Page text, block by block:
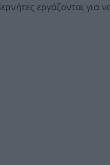
εργάζονται για